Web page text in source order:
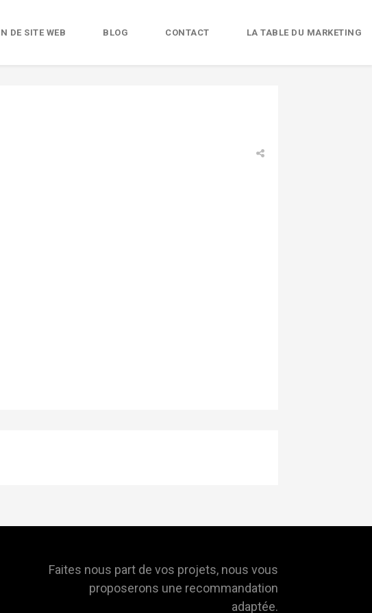
DE SITE WEB BLOG CONTACT LA TABLE DU MARKETING
Faites nous part de vos projets, nous vous
proposerons une recommandation
adaptée.